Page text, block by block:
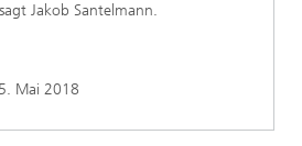
Jakob Santelmann.
Mai 2018